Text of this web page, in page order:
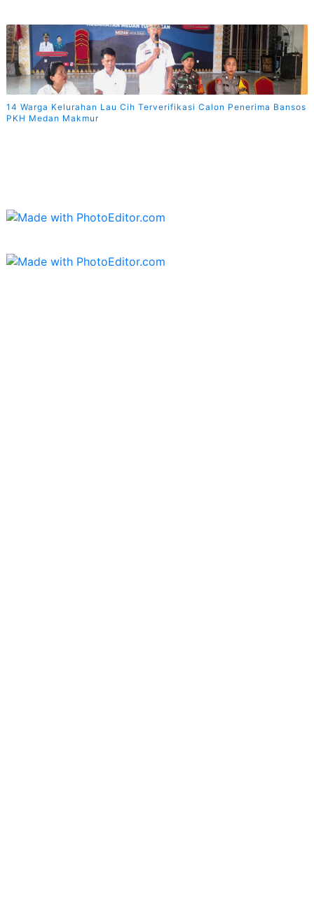
14 Warga Kelurahan Lau Cih Terverifikasi Calon Penerima Bansos
PKH Medan Makmur